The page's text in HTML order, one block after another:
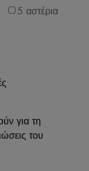
5 αστέρια
για τη
του